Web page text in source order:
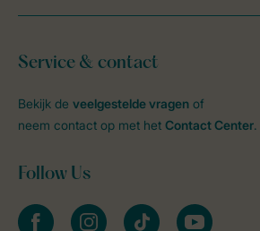
Service & contact
Bekijk de veelgestelde vragen of
neem contact op met het Contact Center.
Follow Us
facebookinstagramtiktok youtube